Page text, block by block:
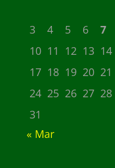
3
4 5 6 7
10 11 12 13 14
17 18 19 20 21
24 25 26 27 28
31
« Mar